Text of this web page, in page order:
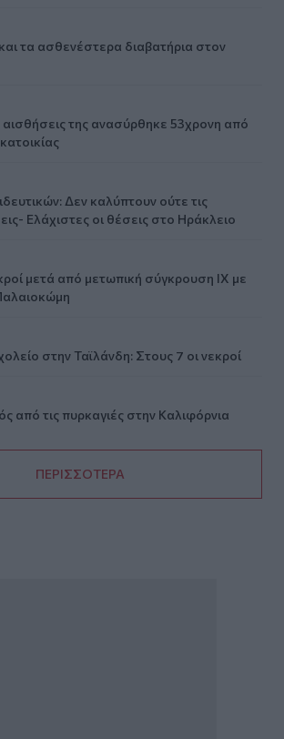
τα ασθενέστερα διαβατήρια στον
αισθήσεις της ανασύρθηκε 53χρονη από
Δεν καλύπτουν ούτε τις
Ελάχιστες οι θέσεις στο Ηράκλειο
μετά από μετωπική σύγκρουση ΙΧ με
στην Ταϊλάνδη: Στους 7 οι νεκροί
από τις πυρκαγιές στην Καλιφόρνια
ΠΕΡΙΣΣΟΤΕΡΑ